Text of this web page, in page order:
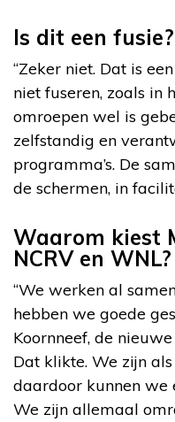
Is dit een fusie?
“Zeker niet. Dat is
niet fuseren, zoals in
omroepen wel is
zelfstandig en
programma’s. De
de schermen, in
Waarom kiest
NCRV en WNL?
“We werken al
hebben we goede
Koornneef, de
Dat klikte. We zijn
daardoor kunnen we
We zijn allemaal